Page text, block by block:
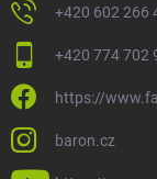
+420 602 266
+420 774 702
https://
baron.cz